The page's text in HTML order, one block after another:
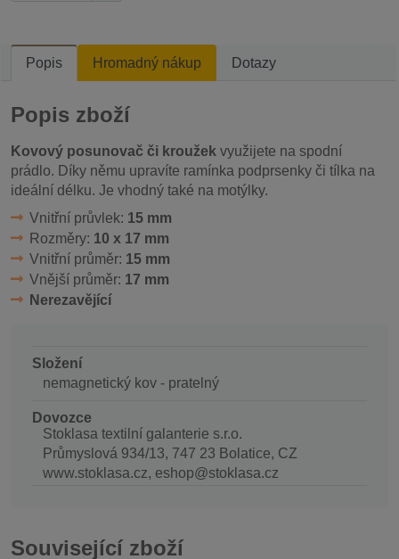
Popis Hromadný nákup Dotazy
Popis zboží
Kovový posunovač či kroužek využijete na spodní
prádlo. Díky němu upravíte ramínka podprsenky či tílka na
ideální délku. Je vhodný také na motýlky.
Vnitřní průvlek: 15 mm
Rozměry: 10 x 17 mm
Vnitřní průměr: 15 mm
Vnější průměr: 17 mm
Nerezavějící
Složení
nemagnetický kov - pratelný
Dovozce
Stoklasa textilní galanterie s.r.o.
Průmyslová 934/13, 747 23 Bolatice, CZ
www.stoklasa.cz, eshop@stoklasa.cz
Související zboží